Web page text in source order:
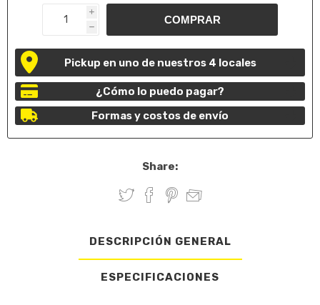
i
h
Pickup en uno de nuestros 4 locales
¿Cómo lo puedo pagar?
Formas y costos de envío
Share:
DESCRIPCIÓN GENERAL
ESPECIFICACIONES